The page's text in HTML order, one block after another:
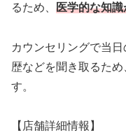
るため、 医学的な知
カウンセリングで当
歴などを聞き取るた
す。
【店舗詳細情報】